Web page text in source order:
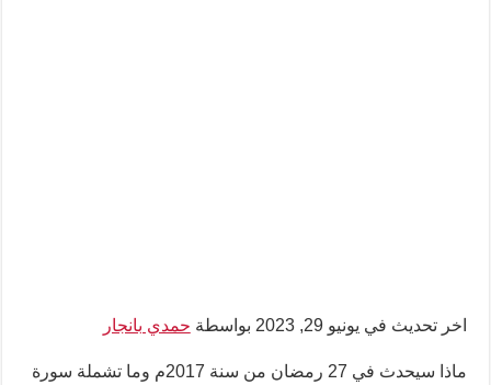
اخر تحديث في يونيو 29, 2023 بواسطة حمدي بانجار
ماذا سيحدث في 27 رمضان من سنة 2017م وما تشملة سورة